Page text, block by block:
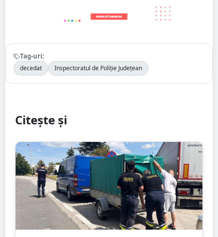
Tag-uri:
decedat Inspectoratul de Poliție Județean
Citește și